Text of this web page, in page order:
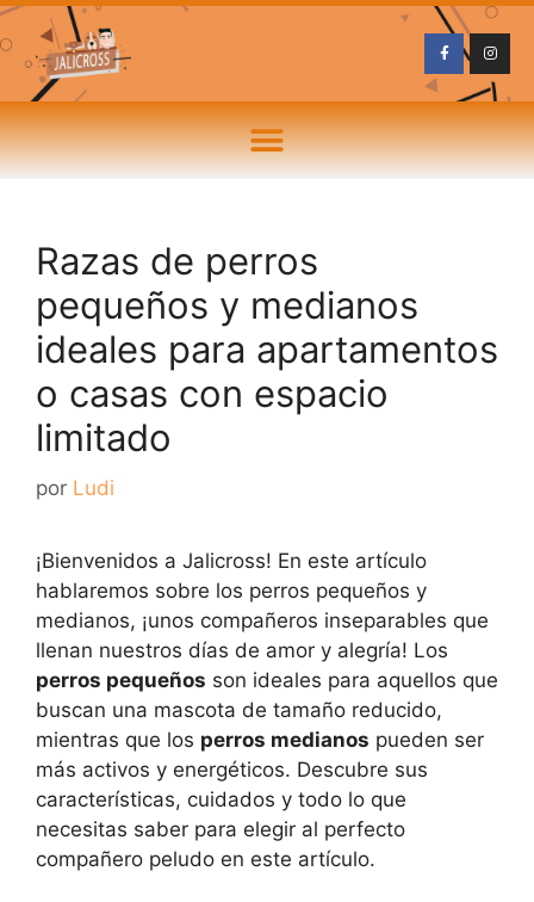
Razas de perros
pequeños y medianos
ideales para apartamentos
o casas con espacio
limitado
por Ludi
¡Bienvenidos a Jalicross! En este artículo
hablaremos sobre los perros pequeños y
medianos, ¡unos compañeros inseparables que
llenan nuestros días de amor y alegría! Los
perros pequeños son ideales para aquellos que
buscan una mascota de tamaño reducido,
mientras que los perros medianos pueden ser
más activos y energéticos. Descubre sus
características, cuidados y todo lo que
necesitas saber para elegir al perfecto
compañero peludo en este artículo.